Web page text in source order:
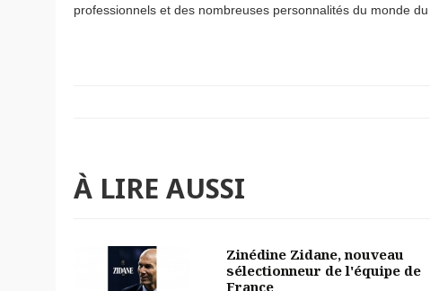
professionnels et des nombreuses personnalités du monde
À LIRE AUSSI
Zinédine Zidane, nouveau
sélectionneur de l'équipe de
France